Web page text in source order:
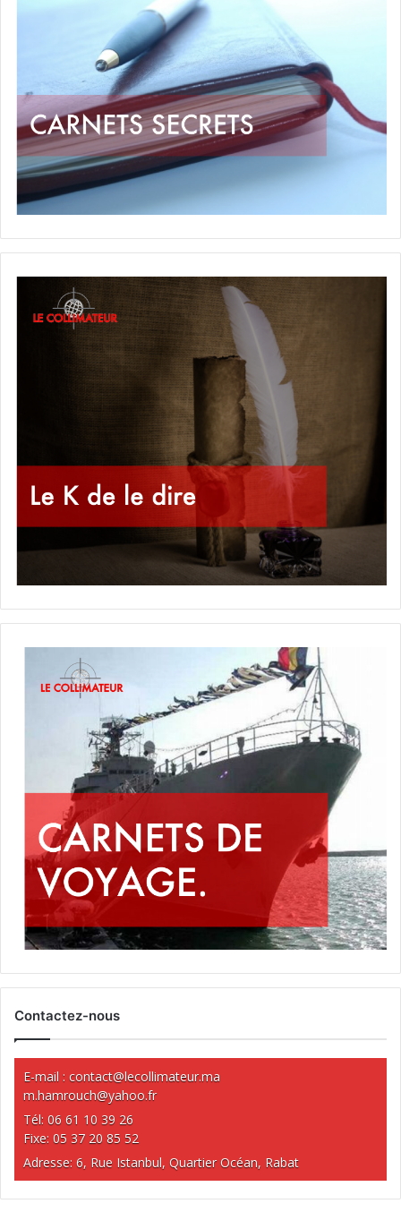
Contactez-nous
E-mail : contact@lecollimateur.ma
m.hamrouch@yahoo.fr
Tél: 06 61 10 39 26
Fixe: 05 37 20 85 52
Adresse: 6, Rue Istanbul, Quartier Océan, Rabat